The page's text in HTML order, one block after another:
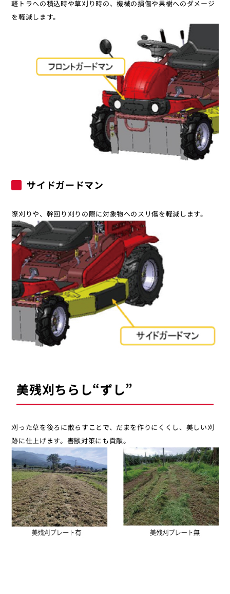
軽トラへの積込時や草刈り時の、機械の損傷や果樹へのダメージ
を軽減します。
サイドガードマン
際刈りや、幹回り刈りの際に対象物へのスリ傷を軽減します。
美残刈ちらし“ずし”
刈った草を後ろに散らすことで、だまを作りにくくし、美しい刈
跡に仕上げます。害獣対策にも貢献。